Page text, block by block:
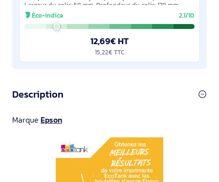
Largeur du colis: 58 mm, Profondeur du colis: 178 mm.
Poids brut du casier principal (externe):
Éco-indice 2.1/10
12,69€ HT
15,22€ TTC
Description
Marque Epson